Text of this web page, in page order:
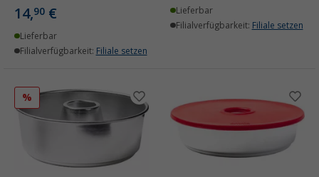
14,90 €
Lieferbar
Filialverfügbarkeit: Filiale setzen
Lieferbar
Filialverfügbarkeit: Filiale setzen
%